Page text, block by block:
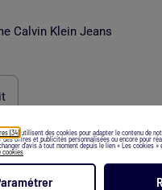
(34) utilisent des cookies pour adapter le contenu de
des offres et publicités personnalisées ou encore pour
d’avis à tout moment depuis le lien « Les cookies
cookies
Calvin Klein Jeans